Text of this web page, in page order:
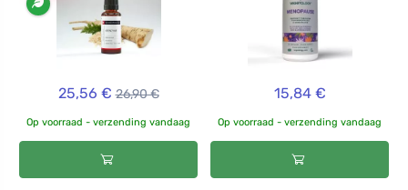
25,56 € 26,90 €
Op voorraad - verzending vandaag
15,84 €
Op voorraad - verzending vandaag